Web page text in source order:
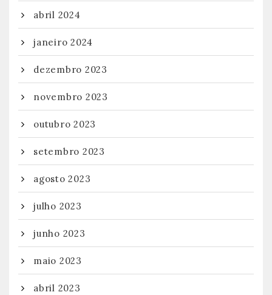
abril 2024
janeiro 2024
dezembro 2023
novembro 2023
outubro 2023
setembro 2023
agosto 2023
julho 2023
junho 2023
maio 2023
abril 2023